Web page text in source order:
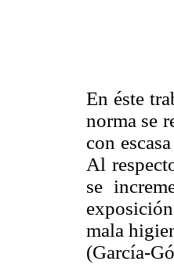
En éste
norma se
con
Al
se
mala
(García-